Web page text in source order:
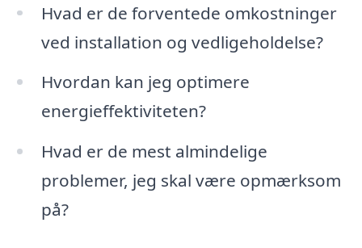
Hvad er de forventede omkostninger
ved installation og vedligeholdelse?
Hvordan kan jeg optimere
energieffektiviteten?
Hvad er de mest almindelige
problemer, jeg skal være opmærksom
på?